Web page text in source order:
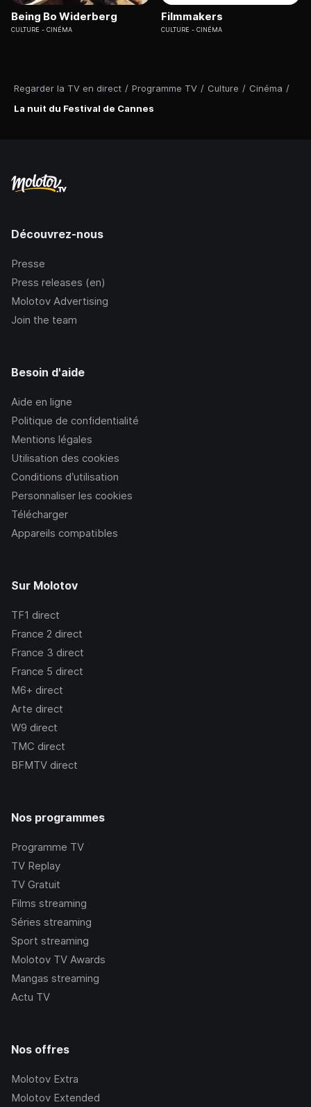
Regarder la TV en direct / Programme TV / Culture / Cinéma /
La nuit du Festival de Cannes
Being Bo Widerberg
CULTURE CINÉMA
Filmmakers
CULTURE CINÉMA
Découvrez-nous
Presse
Press releases (en)
Molotov Advertising
Join the team
Besoin d'aide
Aide en ligne
Politique de confidentialité
Mentions légales
Utilisation des cookies
Conditions d’utilisation
Personnaliser les cookies
Télécharger
Appareils compatibles
Sur Molotov
TF1 direct
France 2 direct
France 3 direct
France 5 direct
M6+ direct
Arte direct
W9 direct
TMC direct
BFMTV direct
Nos programmes
Programme TV
TV Replay
TV Gratuit
Films streaming
Séries streaming
Sport streaming
Molotov TV Awards
Mangas streaming
Actu TV
Nos offres
Molotov Extra
Molotov Extended